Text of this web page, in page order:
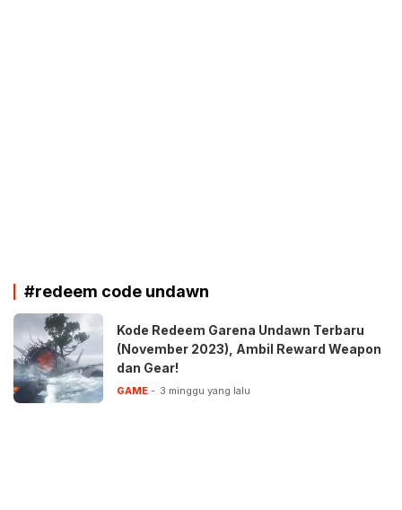
#redeem code undawn
Kode Redeem Garena Undawn Terbaru
(November 2023), Ambil Reward Weapon
dan Gear!
GAME 3 minggu yang lalu